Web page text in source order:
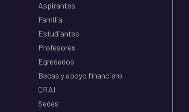
Aspirantes
Familia
Estudiantes
Profesores
Egresados
Becas y apoyo financiero
CRAI
Sedes